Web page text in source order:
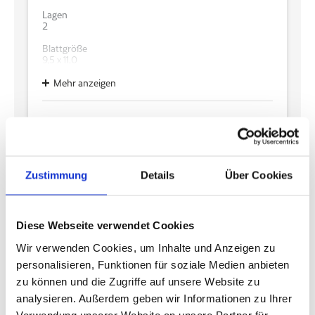
Zustimmung Details Über Cookies
Diese Webseite verwendet Cookies
Wir verwenden Cookies, um Inhalte und Anzeigen zu
personalisieren, Funktionen für soziale Medien anbieten
zu können und die Zugriffe auf unsere Website zu
analysieren. Außerdem geben wir Informationen zu Ihrer
Lagen
2
Blattgröße
9,5 x 11,0
Flächengewicht g/m2/Lage
Rollendurchmesser (cm)
10,8
4
Rollen x Blatt / Pack
8
Verpackungseinheit / Transporteinheit
8 x 8
Mehr anzeigen
DOWNLOAD ECOLABEL
Prägemuster
Diese Beispiele zeigen die unterschiedlichen Prägemuster: